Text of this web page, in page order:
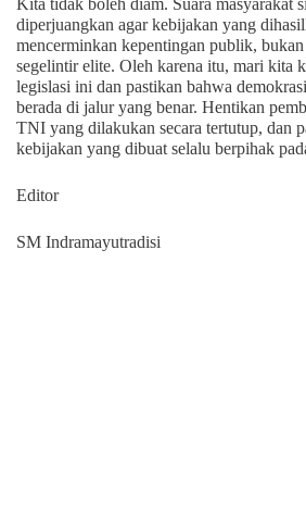
Kita tidak boleh diam. Suara masyarakat
diperjuangkan agar kebijakan yang
mencerminkan kepentingan publik,
segelintir elite. Oleh karena itu, mari kita
legislasi ini dan pastikan bahwa
berada di jalur yang benar. Hentikan
TNI yang dilakukan secara tertutup, dan
kebijakan yang dibuat selalu berpihak
Editor
SM Indramayutradisi